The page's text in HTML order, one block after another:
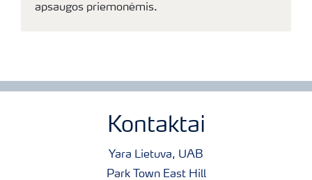
apsaugos priemonėmis.
Kontaktai
Yara Lietuva, UAB
Park Town East Hill